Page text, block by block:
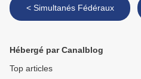
< Simultanés Fédéraux
Hébergé par Canalblog
Top articles